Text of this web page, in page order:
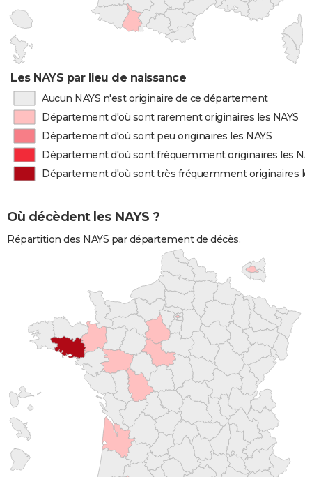
Les NAYS par lieu de naissance
Aucun NAYS n'est originaire de ce département
Département d'où sont rarement originaires les NAYS
Département d'où sont peu originaires les NAYS
Département d'où sont fréquemment originaires les
Département d'où sont très fréquemment originaires
Où décèdent les NAYS ?
Répartition des NAYS par département de décès.